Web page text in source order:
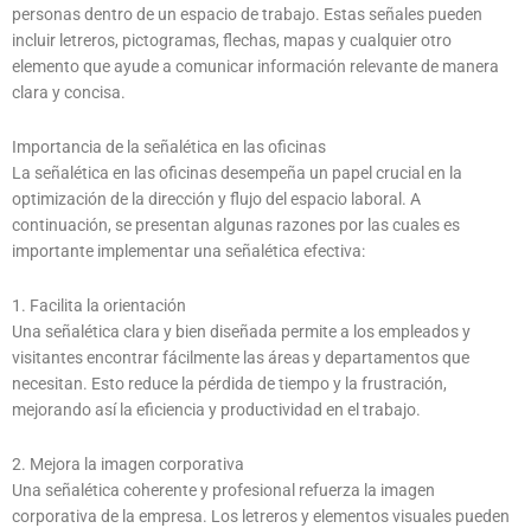
personas dentro de un espacio de trabajo. Estas señales pueden
incluir letreros, pictogramas, flechas, mapas y cualquier otro
elemento que ayude a comunicar información relevante de manera
clara y concisa.
Importancia de la señalética en las oficinas
La señalética en las oficinas desempeña un papel crucial en la
optimización de la dirección y flujo del espacio laboral. A
continuación, se presentan algunas razones por las cuales es
importante implementar una señalética efectiva:
1. Facilita la orientación
Una señalética clara y bien diseñada permite a los empleados y
visitantes encontrar fácilmente las áreas y departamentos que
necesitan. Esto reduce la pérdida de tiempo y la frustración,
mejorando así la eficiencia y productividad en el trabajo.
2. Mejora la imagen corporativa
Una señalética coherente y profesional refuerza la imagen
corporativa de la empresa. Los letreros y elementos visuales pueden